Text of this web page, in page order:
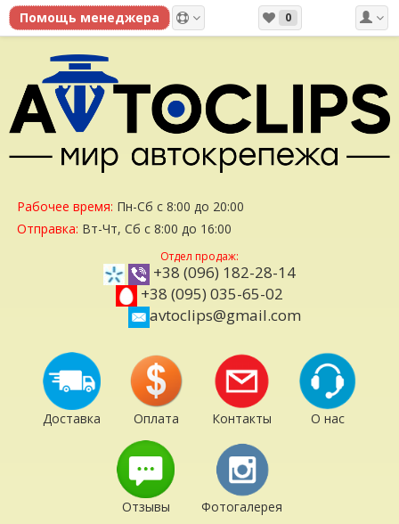
0
Рабочее время: Пн-Сб с 8:00 до 20:00
Отправка: Вт-Чт, Сб с 8:00 до 16:00
Отдел продаж:
+38 (096) 182-28-14
+38 (095) 035-65-02
avtoclips@gmail.com
Доставка Оплата Контакты О нас
Отзывы Фотогалерея